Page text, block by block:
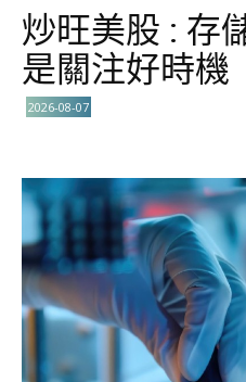
炒旺美股 : 存
是關注好時機
2026-08-07